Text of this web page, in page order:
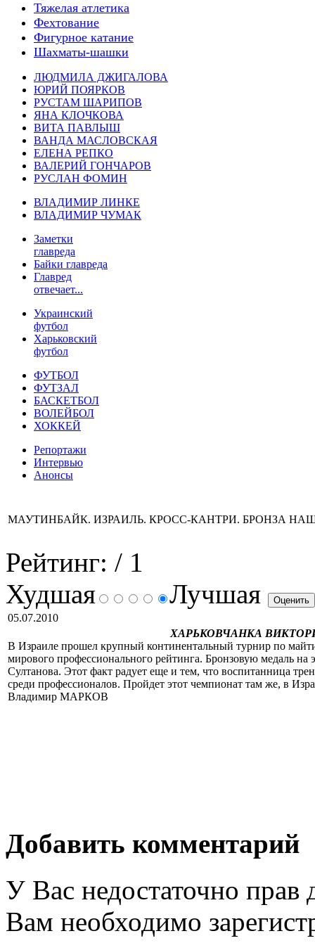
Тяжелая атлетика
Фехтование
Фигурное катание
Шахматы-шашки
ЛЮДМИЛА ДЖИГАЛОВА
ЮРИЙ ПОЯРКОВ
РУСТАМ ШАРИПОВ
ЯНА КЛОЧКОВА
ВИТА ПАВЛЫШ
ВАНДА МАСЛОВСКАЯ
ЕЛЕНА РЕПКО
ВАЛЕРИЙ ГОНЧАРОВ
РУСЛАН ФОМИН
ВЛАДИМИР ЛИНКЕ
ВЛАДИМИР ЧУМАК
Заметки
главреда
Байки главреда
Главред
отвечает...
Украинский
футбол
Харьковский
футбол
ФУТБОЛ
ФУТЗАЛ
БАСКЕТБОЛ
ВОЛЕЙБОЛ
ХОККЕЙ
Репортажи
Интервью
Анонсы
МАУТИНБАЙК. ИЗРАИЛЬ. КРОСС-КАНТРИ. БРОНЗА
Рейтинг: / 1
Худшая
Лучшая
05.07.2010
ХАРЬКОВЧАНКА
В Израиле прошел крупный континентальный турнир по
мирового профессионального рейтинга. Бронзовую медаль на
Султанова. Этот факт радует еще и тем, что воспитанница
среди профессионалов. Пройдет этот чемпионат там же, в
Владимир МАРКОВ
Добавить комментарий
У Вас недостаточно прав
Вам необходимо